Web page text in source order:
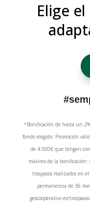
Elige
*Bonificación de hasta un
fondo elegido. Promoción
de 4.000€ que tengan
máximo de la
traspasos realizados en
permanencia de 36
gescooperativo.es/